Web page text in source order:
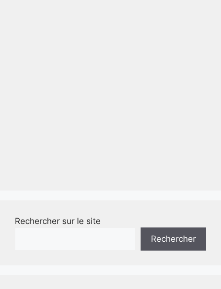
Rechercher sur le site
Rechercher